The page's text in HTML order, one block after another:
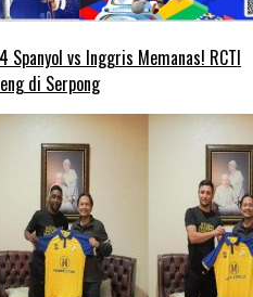
Spanyol vs Inggris Memanas! RCTI
di Serpong